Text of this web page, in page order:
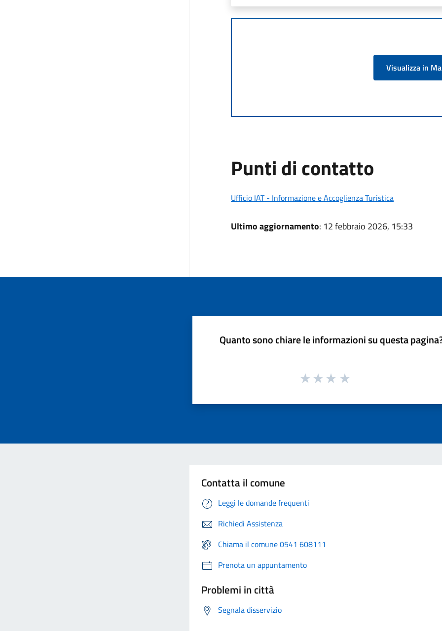
Visualizza in
Punti di contatto
Ufficio IAT - Informazione e Accoglienza Turistica
Ultimo aggiornamento: 12 febbraio 2026, 15:33
Quanto sono chiare le informazioni su questa
Contatta il comune
Leggi le domande frequenti
Richiedi Assistenza
Chiama il comune 0541 608111
Prenota un appuntamento
Problemi in città
Segnala disservizio